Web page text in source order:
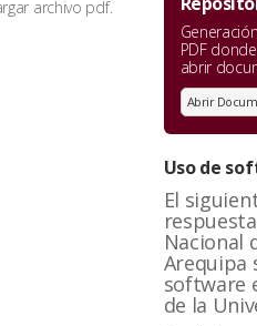
archivo pdf.
PDF
abrir
Abrir
Uso de
El
Nacional
Arequipa
software
de la